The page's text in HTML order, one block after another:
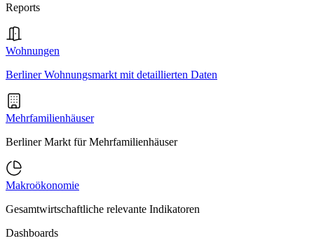
Reports
Wohnungen
Berliner Wohnungsmarkt mit detaillierten Daten
Mehrfamilienhäuser
Berliner Markt für Mehrfamilienhäuser
Makroökonomie
Gesamtwirtschaftliche relevante Indikatoren
Dashboards